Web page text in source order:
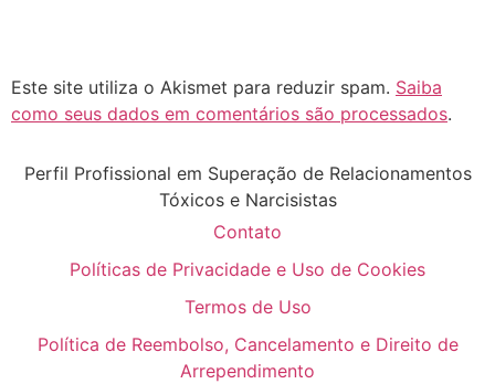
Este site utiliza o Akismet para reduzir spam. Saiba
como seus dados em comentários são processados.
Perfil Profissional em Superação de Relacionamentos
Tóxicos e Narcisistas
Contato
Políticas de Privacidade e Uso de Cookies
Termos de Uso
Política de Reembolso, Cancelamento e Direito de
Arrependimento